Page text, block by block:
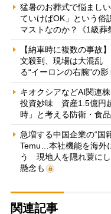
猛暑のお葬式で悩まし
ていけばOK」という俗
マストなのか？《1級葬
【納車時に複数の事故
文殺到、現場は大混乱
る“イーロンの右腕”の影
キオクシアなどAI関連
投資妙味 資産1.5億円
時」と考える防衛・食
急増する中国企業の“国
Temu…本社機能を海外
う 現地人を隠れ蓑に
懸念も
関連記事